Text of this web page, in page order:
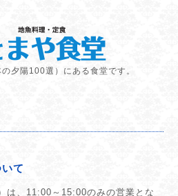
夕陽100選）にある食堂です。
て
は、11:00～15:00のみの営業とな